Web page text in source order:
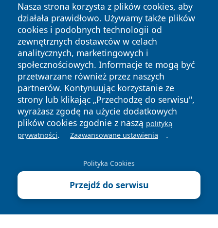
Nasza strona korzysta z plików cookies, aby
działała prawidłowo. Używamy także plików
cookies i podobnych technologii od
zewnętrznych dostawców w celach
analitycznych, marketingowych i
społecznościowych. Informacje te mogą być
przetwarzane również przez naszych
partnerów. Kontynuując korzystanie ze
strony lub klikając „Przechodzę do serwisu",
wyrażasz zgodę na użycie dodatkowych
plików cookies zgodnie z naszą polityką
prywatności. Zaawansowane ustawienia .
Polityka Cookies
Przejdź do serwisu
Copyright © 2026 24piaseczno.pl Wszystkie prawa
zastrzeżone.
News Autorzy
Polityka
Prywatności
Polityka
Cookies